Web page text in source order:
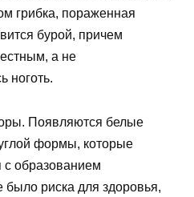
грибка, пораженная
бурой, причем
а не
ноготь.
Появляются белые
формы, которые
с образованием
было риска для здоровья,